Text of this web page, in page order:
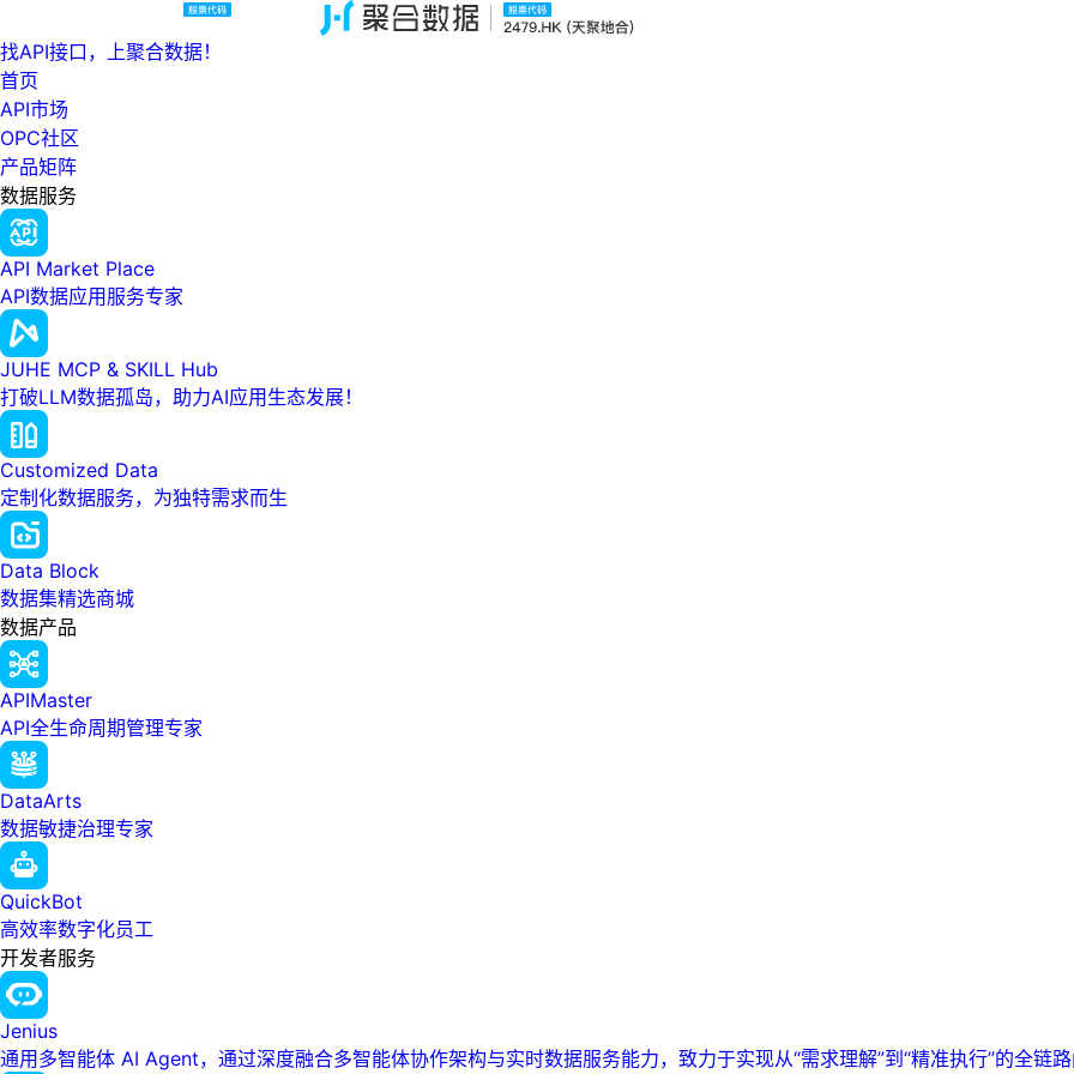
找API接口，上聚合数据！
首页
API市场
OPC社区
产品矩阵
数据服务
API Market Place
API数据应用服务专家
JUHE MCP & SKILL Hub
打破LLM数据孤岛，助力AI应用生态发展！
Customized Data
定制化数据服务，为独特需求而生
Data Block
数据集精选商城
数据产品
APIMaster
API全生命周期管理专家
DataArts
数据敏捷治理专家
QuickBot
高效率数字化员工
开发者服务
Jenius
通用多智能体 AI Agent，通过深度融合多智能体协作架构与实时数据服务能力，致力于实现从“需求理解”到“精准执行”的全链